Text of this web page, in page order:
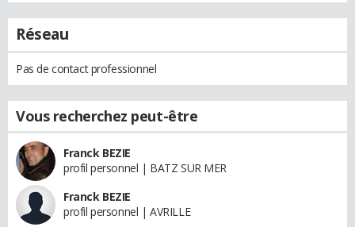
Réseau
Pas de contact professionnel
Vous recherchez peut-être
Franck BEZIE
profil personnel | BATZ SUR MER
Franck BEZIE
profil personnel | AVRILLE